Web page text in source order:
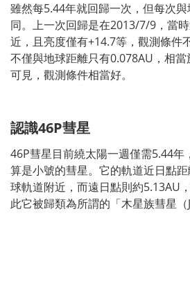
雖然每5.44年就回歸一次，但每次
同。上一次回歸是在2013/7/9，當
近，且亮度僅有+14.7等，觀測條件
不僅與地球距離只有0.078AU，相
可見，觀測條件相當好。
認識46P彗星
46P彗星目前繞太陽一週僅需5.44年
算是小號的彗星。它的軌道近日點
球軌道附近，而遠日點則約5.13AU
此它被歸類為所謂的「木星族彗星